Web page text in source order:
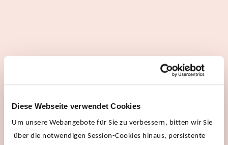
Diese Webseite verwendet Cookies
Um unsere Webangebote für Sie zu verbessern, bitten wir Sie
über die notwendigen Session-Cookies hinaus, persistente